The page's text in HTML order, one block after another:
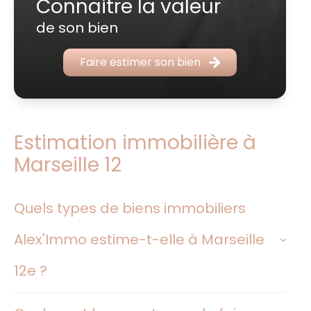
Connaitre la valeur
de son bien
Faire estimer son bien
Estimation immobilière à
Marseille 12
Quels types de biens immobiliers
Alex'Immo estime-t-elle à Marseille
12e ?